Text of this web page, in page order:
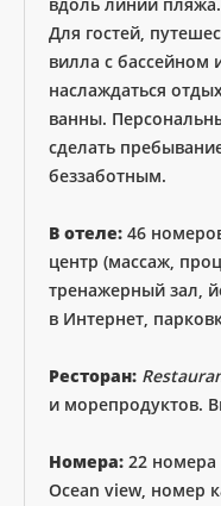
Для гостей,
вилла с бассейном
наслаждаться
ванны.
сделать
беззаботным.
В отеле: 46
центр (массаж,
тренажерный зал,
в Интернет,
Ресторан:
и морепродуктов.
Номера: 22 номера
Ocean view, номер